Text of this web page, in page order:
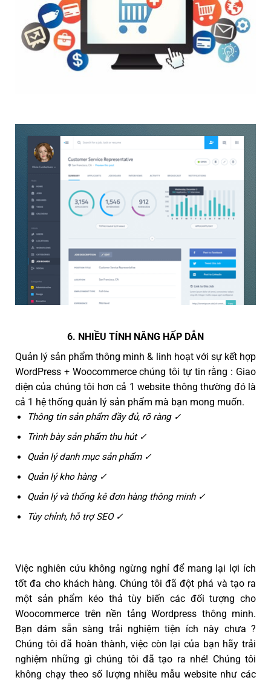
6. NHIỀU TÍNH NĂNG HẤP DẪN
Quản lý sản phẩm thông minh & linh hoạt với sự kết hợp
WordPress + Woocommerce chúng tôi tự tin rằng : Giao
diện của chúng tôi hơn cả 1 website thông thường đó là
cả 1 hệ thống quản lý sản phẩm mà bạn mong muốn.
Thông tin sản phẩm đầy đủ, rõ ràng ✓
Trình bày sản phẩm thu hút ✓
Quản lý danh mục sản phẩm ✓
Quản lý kho hàng ✓
Quản lý và thống kê đơn hàng thông minh ✓
Tùy chỉnh, hỗ trợ SEO ✓
Việc nghiên cứu không ngừng nghỉ để mang lại lợi ích
tốt đa cho khách hàng. Chúng tôi đã đột phá và tạo ra
một sản phẩm kéo thả tùy biến các đối tượng cho
Woocommerce trên nền tảng Wordpress thông minh.
Bạn dám sẵn sàng trải nghiệm tiện ích này chưa ?
Chúng tôi đã hoàn thành, việc còn lại của bạn hãy trải
nghiệm những gì chúng tôi đã tạo ra nhé! Chúng tôi
không chạy theo số lượng nhiều mẫu website như các